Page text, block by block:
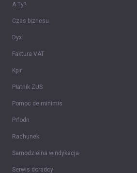
A Ty?
Czas biznesu
Dyx
Faktura VAT
Kpir
Płatnik ZUS
Pomoc de minimis
Prfodn
Rachunek
Samodzielna windykacja
Serwis doradcy